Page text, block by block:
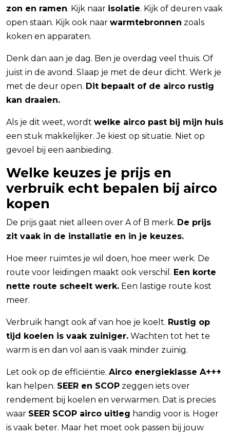
zon en ramen. Kijk naar isolatie. Kijk of deuren vaak
open staan. Kijk ook naar warmtebronnen zoals
koken en apparaten.
Denk dan aan je dag. Ben je overdag veel thuis. Of
juist in de avond. Slaap je met de deur dicht. Werk je
met de deur open. Dit bepaalt of de airco rustig
kan draaien.
Als je dit weet, wordt welke airco past bij mijn huis
een stuk makkelijker. Je kiest op situatie. Niet op
gevoel bij een aanbieding.
Welke keuzes je prijs en
verbruik echt bepalen bij airco
kopen
De prijs gaat niet alleen over A of B merk. De prijs
zit vaak in de installatie en in je keuzes.
Hoe meer ruimtes je wil doen, hoe meer werk. De
route voor leidingen maakt ook verschil. Een korte
nette route scheelt werk. Een lastige route kost
meer.
Verbruik hangt ook af van hoe je koelt. Rustig op
tijd koelen is vaak zuiniger. Wachten tot het te
warm is en dan vol aan is vaak minder zuinig.
Let ook op de efficiëntie. Airco energieklasse A+++
kan helpen. SEER en SCOP zeggen iets over
rendement bij koelen en verwarmen. Dat is precies
waar SEER SCOP airco uitleg handig voor is. Hoger
is vaak beter. Maar het moet ook passen bij jouw